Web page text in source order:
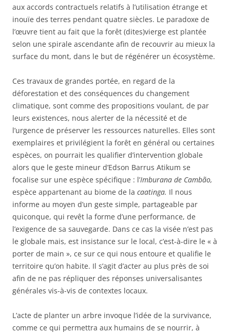
aux accords contractuels relatifs à l’utilisation étrange et
inouïe des terres pendant quatre siècles. Le paradoxe de
l’œuvre tient au fait que la forêt (dites)vierge est plantée
selon une spirale ascendante afin de recouvrir au mieux la
surface du mont, dans le but de régénérer un écosystème.
Ces travaux de grandes portée, en regard de la
déforestation et des conséquences du changement
climatique, sont comme des propositions voulant, de par
leurs existences, nous alerter de la nécessité et de
l’urgence de préserver les ressources naturelles. Elles sont
exemplaires et privilégient la forêt en général ou certaines
espèces, on pourrait les qualifier d’intervention globale
alors que le geste mineur d’Edson Barrus Atikum se
focalise sur une espèce spécifique : l’Imburana de Cambão,
espèce appartenant au biome de la caatinga. Il nous
informe au moyen d’un geste simple, partageable par
quiconque, qui revêt la forme d’une performance, de
l’exigence de sa sauvegarde. Dans ce cas la visée n’est pas
le globale mais, est insistance sur le local, c’est-à-dire le « à
porter de main », ce sur ce qui nous entoure et qualifie le
territoire qu’on habite. Il s’agit d’acter au plus près de soi
afin de ne pas répliquer des réponses universalisantes
générales vis-à-vis de contextes locaux.
L’acte de planter un arbre invoque l’idée de la survivance,
comme ce qui permettra aux humains de se nourrir, à